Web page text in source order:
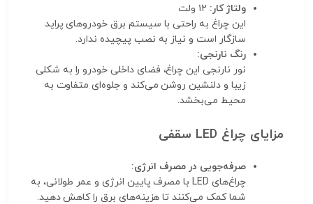
ولتاژ کار:
این چراغ به راحتی با سیستم برق خودروهای پراید
سازگار است و نیاز به نصب پیچیده ندارد.
رنگ نارنجی:
نور نارنجی این چراغ، فضای داخلی خودرو را به شکلی
زیبا و دلنشین روشن می‌کند و جلوه‌ای متفاوت به
محیط می‌بخشد.
مزایای چراغ LED سقفی
صرفه‌جویی در مصرف انرژی:
چراغ‌های LED با مصرف پایین انرژی و عمر طولانی، به
شما کمک می‌کنند تا هزینه‌های برق را کاهش دهید.